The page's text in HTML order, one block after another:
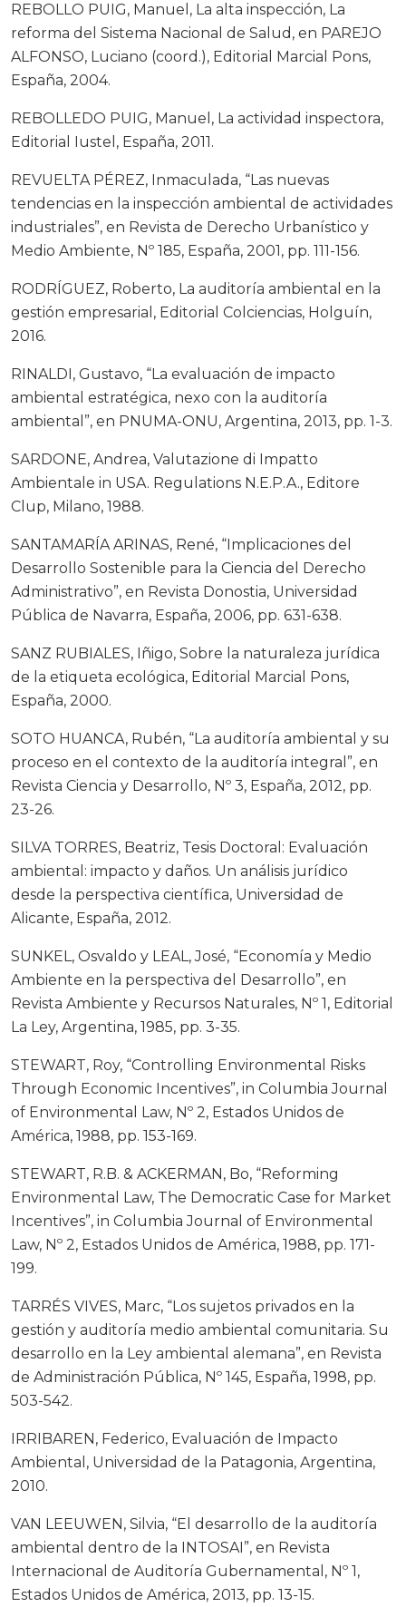
REBOLLO PUIG, Manuel, La alta inspección, La
reforma del Sistema Nacional de Salud, en PAREJO
ALFONSO, Luciano (coord.), Editorial Marcial Pons,
España, 2004.
REBOLLEDO PUIG, Manuel, La actividad inspectora,
Editorial Iustel, España, 2011.
REVUELTA PÉREZ, Inmaculada, “Las nuevas
tendencias en la inspección ambiental de actividades
industriales”, en Revista de Derecho Urbanístico y
Medio Ambiente, Nº 185, España, 2001, pp. 111-156.
RODRÍGUEZ, Roberto, La auditoría ambiental en la
gestión empresarial, Editorial Colciencias, Holguín,
2016.
RINALDI, Gustavo, “La evaluación de impacto
ambiental estratégica, nexo con la auditoría
ambiental”, en PNUMA-ONU, Argentina, 2013, pp. 1-3.
SARDONE, Andrea, Valutazione di Impatto
Ambientale in USA. Regulations N.E.P.A., Editore
Clup, Milano, 1988.
SANTAMARÍA ARINAS, René, “Implicaciones del
Desarrollo Sostenible para la Ciencia del Derecho
Administrativo”, en Revista Donostia, Universidad
Pública de Navarra, España, 2006, pp. 631-638.
SANZ RUBIALES, Iñigo, Sobre la naturaleza jurídica
de la etiqueta ecológica, Editorial Marcial Pons,
España, 2000.
SOTO HUANCA, Rubén, “La auditoría ambiental y su
proceso en el contexto de la auditoría integral”, en
Revista Ciencia y Desarrollo, Nº 3, España, 2012, pp.
23-26.
SILVA TORRES, Beatriz, Tesis Doctoral: Evaluación
ambiental: impacto y daños. Un análisis jurídico
desde la perspectiva científica, Universidad de
Alicante, España, 2012.
SUNKEL, Osvaldo y LEAL, José, “Economía y Medio
Ambiente en la perspectiva del Desarrollo”, en
Revista Ambiente y Recursos Naturales, Nº 1, Editorial
La Ley, Argentina, 1985, pp. 3-35.
STEWART, Roy, “Controlling Environmental Risks
Through Economic Incentives”, in Columbia Journal
of Environmental Law, Nº 2, Estados Unidos de
América, 1988, pp. 153-169.
STEWART, R.B. & ACKERMAN, Bo, “Reforming
Environmental Law, The Democratic Case for Market
Incentives”, in Columbia Journal of Environmental
Law, Nº 2, Estados Unidos de América, 1988, pp. 171-
199.
TARRÉS VIVES, Marc, “Los sujetos privados en la
gestión y auditoría medio ambiental comunitaria. Su
desarrollo en la Ley ambiental alemana”, en Revista
de Administración Pública, Nº 145, España, 1998, pp.
503-542.
IRRIBAREN, Federico, Evaluación de Impacto
Ambiental, Universidad de la Patagonia, Argentina,
2010.
VAN LEEUWEN, Silvia, “El desarrollo de la auditoría
ambiental dentro de la INTOSAI”, en Revista
Internacional de Auditoría Gubernamental, Nº 1,
Estados Unidos de América, 2013, pp. 13-15.